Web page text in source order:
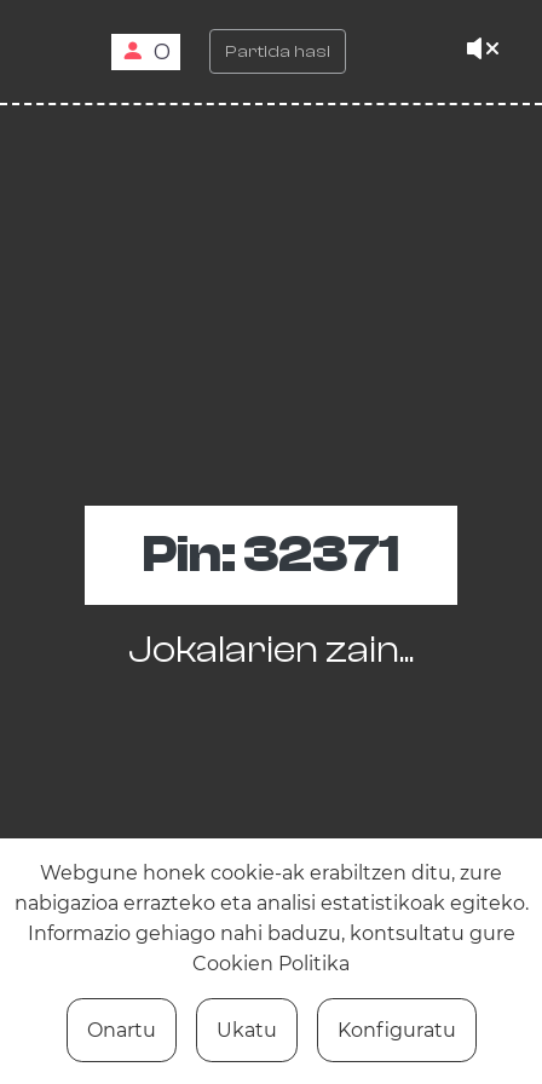
0 Partida hasi
Pin:32371
Jokalarien zain...
Webgune honek cookie-ak erabiltzen ditu, zure
nabigazioa errazteko eta analisi estatistikoak egiteko.
Informazio gehiago nahi baduzu, kontsultatu gure
Cookien Politika
Onartu Ukatu Konfiguratu